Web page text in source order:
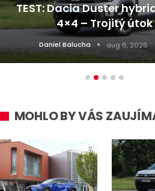
TEST: Dacia Duster
4×4 – Trojitý útok
Daniel Balucha aug 6, 2026
MOHLO BY VÁS